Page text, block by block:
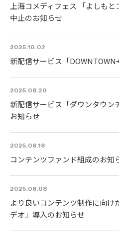
上海コメディフェス 「よしも
中止のお知らせ
2025.10.02
新配信サービス「
2025.08.20
新配信サービス「ダウンタウン
お知らせ
2025.08.18
コンテンツファンド組成のお知
2025.08.08
より良いコンテンツ制作に向け
デオ」導入のお知らせ